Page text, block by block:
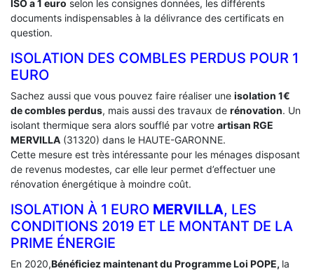
ISO a 1 euro selon les consignes données, les différents
documents indispensables à la délivrance des certificats en
question.
ISOLATION DES COMBLES PERDUS POUR 1
EURO
Sachez aussi que vous pouvez faire réaliser une isolation 1€
de combles perdus, mais aussi des travaux de rénovation. Un
isolant thermique sera alors soufflé par votre artisan RGE
MERVILLA (31320) dans le HAUTE-GARONNE.
Cette mesure est très intéressante pour les ménages disposant
de revenus modestes, car elle leur permet d’effectuer une
rénovation énergétique à moindre coût.
ISOLATION À 1 EURO MERVILLA, LES
CONDITIONS 2019 ET LE MONTANT DE LA
PRIME ÉNERGIE
En 2020,Bénéficiez maintenant du Programme Loi POPE, la